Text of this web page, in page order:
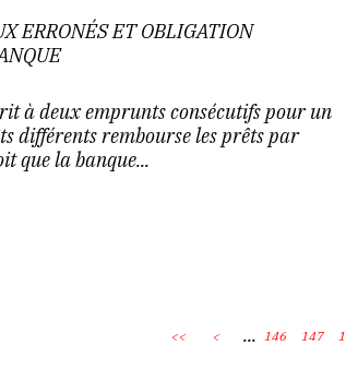
ERRONÉS ET OBLIGATION
à deux emprunts consécutifs pour un
différents rembourse les prêts par
que la banque...
<< < ... 146 147